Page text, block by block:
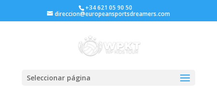
+34 621 05 90 50
direccion@europeansportsdreamers.com
Seleccionar página